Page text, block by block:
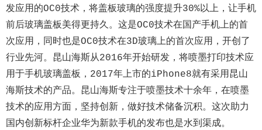
发应用的OC0技术，将盖板玻璃的强度提升30%以上，让手机
前后玻璃盖板美得更持久。这是OC0技术在国产手机上的首
次应用，同时也是OC0技术在3D玻璃上的首次应用，开创了
行业先河。昆山海斯从2016年开始研发，将喷墨打印技术应
用于手机玻璃盖板，2017年上市的iPhone8就有采用昆山
海斯技术的产品。昆山海斯专注于喷墨技术十余年，在喷墨
技术的应用方面，坚持创新，做好技术储备沉积。这次助力
国内创新标杆企业华为新款手机的发布也是水到渠成。